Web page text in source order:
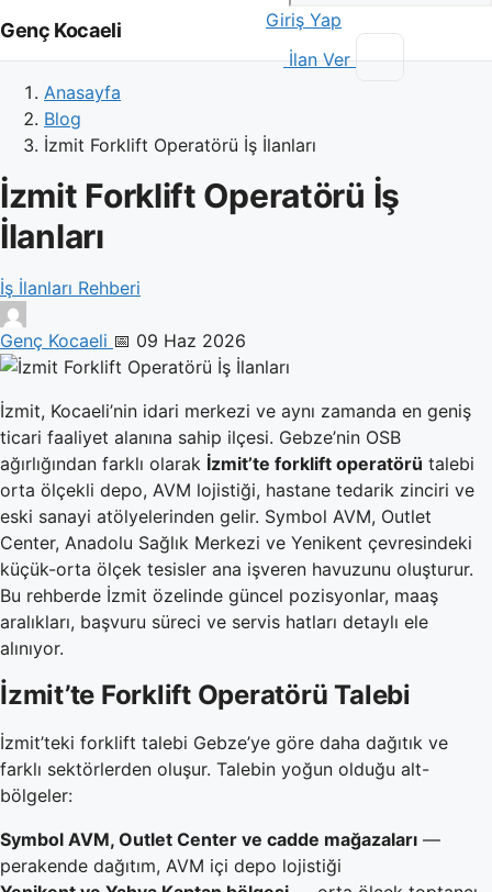
Genç Kocaeli
Giriş Yap
İlan Ver
Anasayfa
Blog
İzmit Forklift Operatörü İş İlanları
İzmit Forklift Operatörü İş
İlanları
İş İlanları Rehberi
Genç Kocaeli 📅 09 Haz 2026
İzmit, Kocaeli’nin idari merkezi ve aynı zamanda en geniş
ticari faaliyet alanına sahip ilçesi. Gebze’nin OSB
ağırlığından farklı olarak İzmit’te forklift operatörü talebi
orta ölçekli depo, AVM lojistiği, hastane tedarik zinciri ve
eski sanayi atölyelerinden gelir. Symbol AVM, Outlet
Center, Anadolu Sağlık Merkezi ve Yenikent çevresindeki
küçük-orta ölçek tesisler ana işveren havuzunu oluşturur.
Bu rehberde İzmit özelinde güncel pozisyonlar, maaş
aralıkları, başvuru süreci ve servis hatları detaylı ele
alınıyor.
İzmit’te Forklift Operatörü Talebi
İzmit’teki forklift talebi Gebze’ye göre daha dağıtık ve
farklı sektörlerden oluşur. Talebin yoğun olduğu alt-
bölgeler:
Symbol AVM, Outlet Center ve cadde mağazaları —
perakende dağıtım, AVM içi depo lojistiği